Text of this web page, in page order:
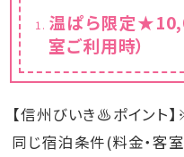
温ぱら限定
室ご利用時）
1泊2食付きの最安
【信州びいき♨ポイ
同じ宿泊条件(料金・客